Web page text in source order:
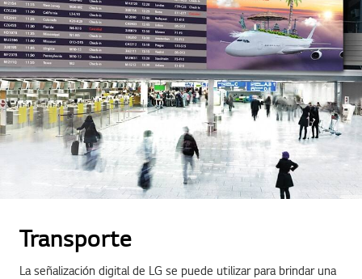
Transporte
La señalización digital de LG se puede utilizar para brindar una